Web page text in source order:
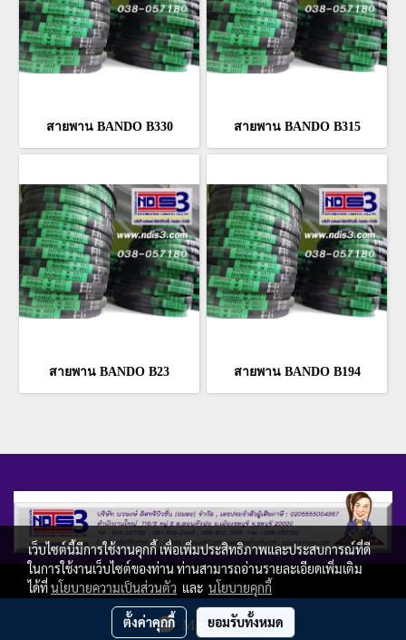
Message Us
สายพาน BANDO B330 สายพาน BANDO B315
สายพาน BANDO B23 สายพาน BANDO B194
Copy right by ndis3.com
ผู้เข้าชมทั้งหมด
22,606,752
เว็บไซต์นี้มีการใช้งานคุกกี้ เพื่อเพิ่มประสิทธิภาพและประสบการณ์ที่ดี
ในการใช้งานเว็บไซต์ของท่าน ท่านสามารถอ่านรายละเอียดเพิ่มเติม
ได้ที่นโยบายความเป็นส่วนตัว และ นโยบายคุกกี้
ตั้งค่าคุกกี้ ยอมรับทั้งหมด